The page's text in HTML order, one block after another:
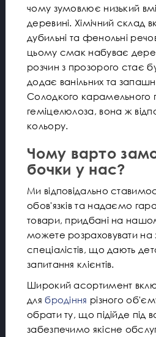
чому зумовлює низький
деревині. Хімічний склад
дубильні та фенольні
цьому смак набуває
розчин з прозорого стає
додає ванільних та
Солодкого
геміцелюлоза, вона ж
кольору.
Чому варто
бочки у нас?
Ми відповідально
обов'язків та надаємо
товари, придбані на
можете розраховувати на
спеціалістів, що дають
запитання клієнтів.
Широкий асортимент
длябродіння різного
обрати ту, що підійде під
забезпечимо якісне